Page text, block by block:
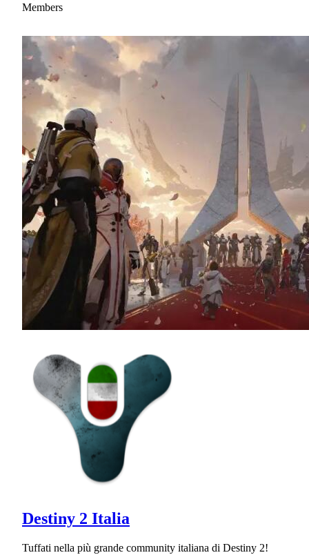
Members
Destiny 2 Italia
Tuffati nella più grande community italiana di Destiny 2!